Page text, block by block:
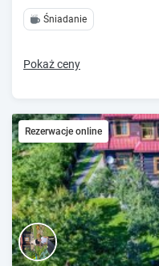
Śniadanie
Pokaż ceny
Rezerwacje online